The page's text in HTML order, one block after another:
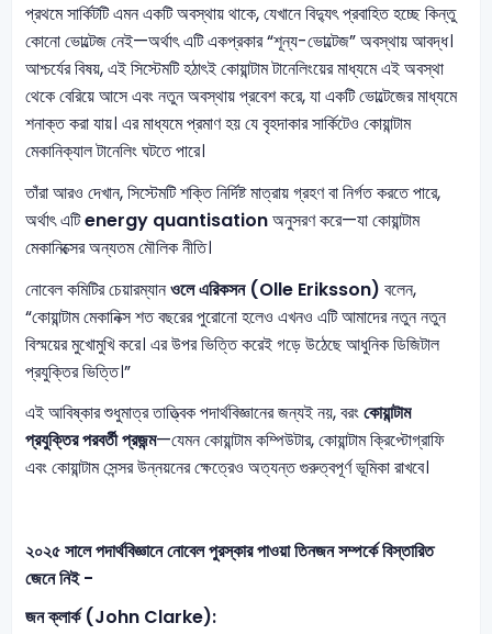
প্রথমে সার্কিটটি এমন একটি অবস্থায় থাকে, যেখানে বিদ্যুৎ প্রবাহিত হচ্ছে কিন্তু
কোনো ভোল্টেজ নেই—অর্থাৎ এটি একপ্রকার “শূন্য-ভোল্টেজ” অবস্থায় আবদ্ধ।
আশ্চর্যের বিষয়, এই সিস্টেমটি হঠাৎই কোয়ান্টাম টানেলিংয়ের মাধ্যমে এই অবস্থা
থেকে বেরিয়ে আসে এবং নতুন অবস্থায় প্রবেশ করে, যা একটি ভোল্টেজের মাধ্যমে
শনাক্ত করা যায়। এর মাধ্যমে প্রমাণ হয় যে বৃহদাকার সার্কিটেও কোয়ান্টাম
মেকানিক্যাল টানেলিং ঘটতে পারে।
তাঁরা আরও দেখান, সিস্টেমটি শক্তি নির্দিষ্ট মাত্রায় গ্রহণ বা নির্গত করতে পারে,
অর্থাৎ এটিenergy quantisationঅনুসরণ করে—যা কোয়ান্টাম
মেকানিক্সের অন্যতম মৌলিক নীতি।
নোবেল কমিটির চেয়ারম্যানওলে এরিকসন (Olle Eriksson) বলেন,
“কোয়ান্টাম মেকানিক্স শত বছরের পুরোনো হলেও এখনও এটি আমাদের নতুন নতুন
বিস্ময়ের মুখোমুখি করে। এর উপর ভিত্তি করেই গড়ে উঠেছে আধুনিক ডিজিটাল
প্রযুক্তির ভিত্তি।”
এই আবিষ্কার শুধুমাত্র তাত্ত্বিক পদার্থবিজ্ঞানের জন্যই নয়, বরংকোয়ান্টাম
প্রযুক্তির পরবর্তী প্রজন্ম—যেমন কোয়ান্টাম কম্পিউটার, কোয়ান্টাম ক্রিপ্টোগ্রাফি
এবং কোয়ান্টাম সেন্সর উন্নয়নের ক্ষেত্রেও অত্যন্ত গুরুত্বপূর্ণ ভূমিকা রাখবে।
২০২৫ সালে পদার্থবিজ্ঞানে নোবেল পুরস্কার পাওয়া তিনজন সম্পর্কে বিস্তারিত
জেনে নিই -
জন ক্লার্ক(John Clarke):